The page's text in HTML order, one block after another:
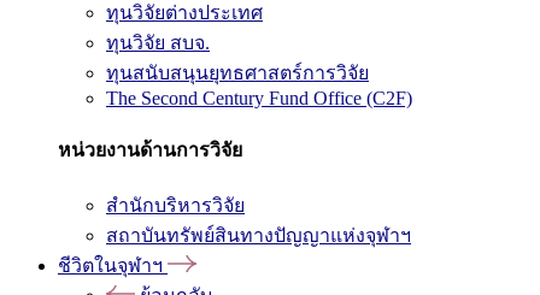
ทุนวิจัยต่างประเทศ
ทุนวิจัย สบจ.
ทุนสนับสนุนยุทธศาสตร์การวิจัย
The Second Century Fund Office (C2F)
หน่วยงานด้านการวิจัย
สำนักบริหารวิจัย
สถาบันทรัพย์สินทางปัญญาแห่งจุฬาฯ
ชีวิตในจุฬาฯ